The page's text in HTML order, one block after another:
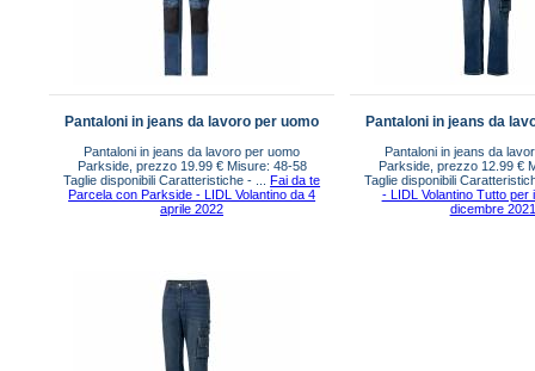
Pantaloni in jeans da lavoro per uomo
Pantaloni in jeans da lavoro per uomo
Parkside, prezzo 19.99 € Misure: 48-58
Taglie disponibili Caratteristiche - ...Fai da te
Parcela con Parkside - LIDL Volantino da 4
aprile 2022
Pantaloni in jeans da
Pantaloni in jeans da
Parkside, prezzo 12.99 €
Taglie disponibili
- LIDL Volantino Tutto per
dicembre 2021